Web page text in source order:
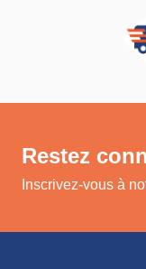
Restez
Inscrivez-vous à